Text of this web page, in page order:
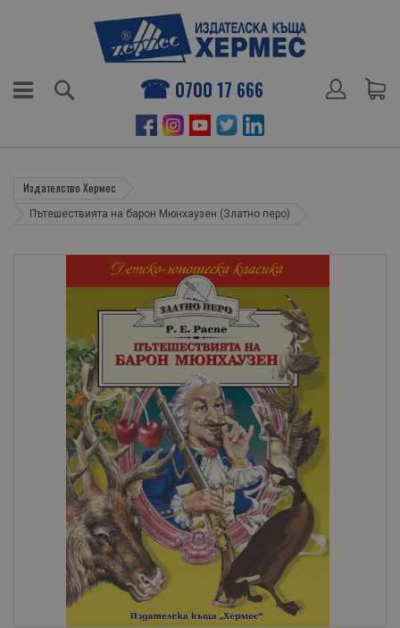
0700 17 666
Издателство Хермес
Пътешествията на барон Мюнхаузен (Златно перо)